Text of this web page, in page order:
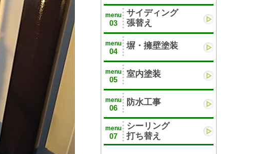
menu
03
サイディング
張替え
menu
04
塀・擁壁塗装
menu
05
室内塗装
menu
06
防水工事
menu
07
シーリング
打ち替え